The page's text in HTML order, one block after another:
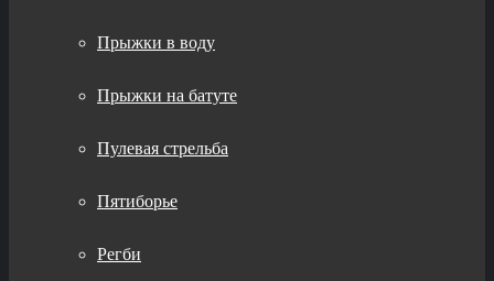
Прыжки в воду
Прыжки на батуте
Пулевая стрельба
Пятиборье
Регби